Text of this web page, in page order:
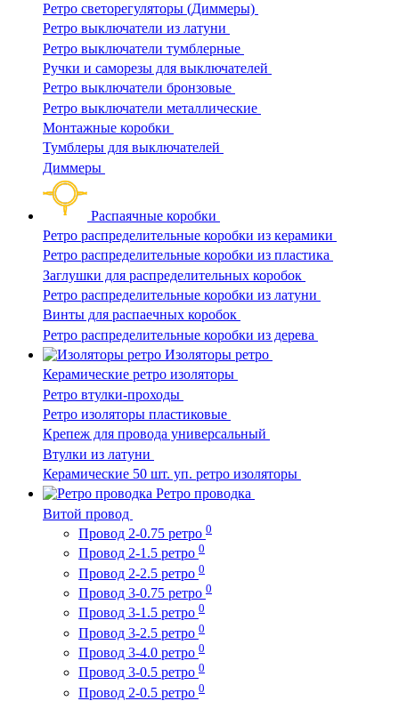
Ретро светорегуляторы (Диммеры)
Ретро выключатели из латуни
Ретро выключатели тумблерные
Ручки и саморезы для выключателей
Ретро выключатели бронзовые
Ретро выключатели металлические
Монтажные коробки
Тумблеры для выключателей
Диммеры
Распаячные коробки
Ретро распределительные коробки из керамики
Ретро распределительные коробки из пластика
Заглушки для распределительных коробок
Ретро распределительные коробки из латуни
Винты для распаечных коробок
Ретро распределительные коробки из дерева
Изоляторы ретро
Керамические ретро изоляторы
Ретро втулки-проходы
Ретро изоляторы пластиковые
Крепеж для провода универсальный
Втулки из латуни
Керамические 50 шт. уп. ретро изоляторы
Ретро проводка
Витой провод
Провод 2-0.75 ретро 0
Провод 2-1.5 ретро 0
Провод 2-2.5 ретро 0
Провод 3-0.75 ретро 0
Провод 3-1.5 ретро 0
Провод 3-2.5 ретро 0
Провод 3-4.0 ретро 0
Провод 3-0.5 ретро 0
Провод 2-0.5 ретро 0